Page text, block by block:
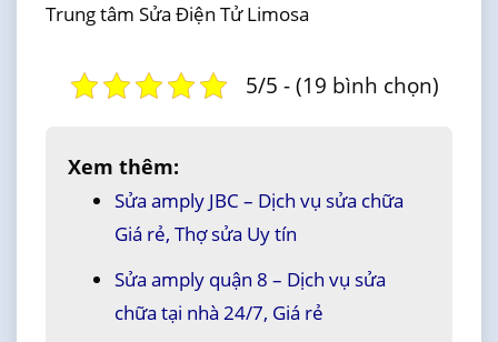
Trung tâm Sửa Điện Tử Limosa
5/5 - (19 bình chọn)
Xem thêm:
Sửa amply JBC – Dịch vụ sửa chữa
Giá rẻ, Thợ sửa Uy tín
Sửa amply quận 8 – Dịch vụ sửa
chữa tại nhà 24/7, Giá rẻ